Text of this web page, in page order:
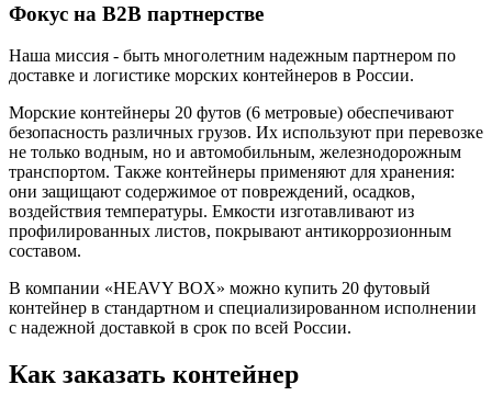
Фокус на B2B партнерстве
Наша миссия - быть многолетним надежным партнером по
доставке и логистике морских контейнеров в России.
Морские контейнеры 20 футов (6 метровые) обеспечивают
безопасность различных грузов. Их используют при перевозке
не только водным, но и автомобильным, железнодорожным
транспортом. Также контейнеры применяют для хранения:
они защищают содержимое от повреждений, осадков,
воздействия температуры. Емкости изготавливают из
профилированных листов, покрывают антикоррозионным
составом.
В компании «HEAVY BOX» можно купить 20 футовый
контейнер в стандартном и специализированном исполнении
с надежной доставкой в срок по всей России.
Как заказать контейнер